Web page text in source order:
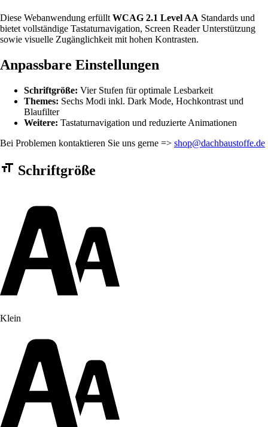
Diese Webanwendung erfüllt WCAG 2.1 Level AA Standards und
bietet vollständige Tastaturnavigation, Screen Reader Unterstützung
sowie visuelle Zugänglichkeit mit hohen Kontrasten.
Anpassbare Einstellungen
Schriftgröße: Vier Stufen für optimale Lesbarkeit
Themes: Sechs Modi inkl. Dark Mode, Hochkontrast und
Blaufilter
Weitere: Tastaturnavigation und reduzierte Animationen
Bei Problemen kontaktieren Sie uns gerne => shop@dachbaustoffe.de
Barrierefreiheit Einstellungen Formular
Schriftgröße
Klein